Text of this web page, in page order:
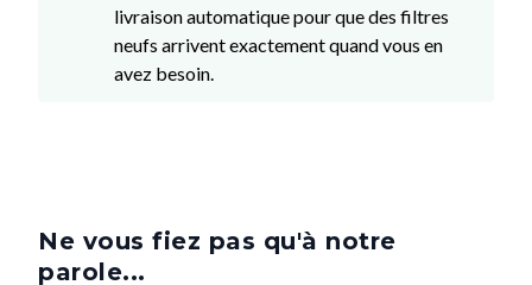
livraison automatique pour que des filtres
neufs arrivent exactement quand vous en
avez besoin.
Ne vous fiez pas qu'à notre
parole...